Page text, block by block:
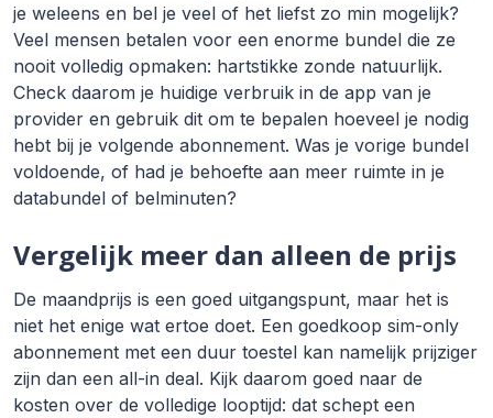
je weleens en bel je veel of het liefst zo min mogelijk?
Veel mensen betalen voor een enorme bundel die ze
nooit volledig opmaken: hartstikke zonde natuurlijk.
Check daarom je huidige verbruik in de app van je
provider en gebruik dit om te bepalen hoeveel je nodig
hebt bij je volgende abonnement. Was je vorige bundel
voldoende, of had je behoefte aan meer ruimte in je
databundel of belminuten?
Vergelijk meer dan alleen de prijs
De maandprijs is een goed uitgangspunt, maar het is
niet het enige wat ertoe doet. Een goedkoop sim-only
abonnement met een duur toestel kan namelijk prijziger
zijn dan een all-in deal. Kijk daarom goed naar de
kosten over de volledige looptijd: dat schept een